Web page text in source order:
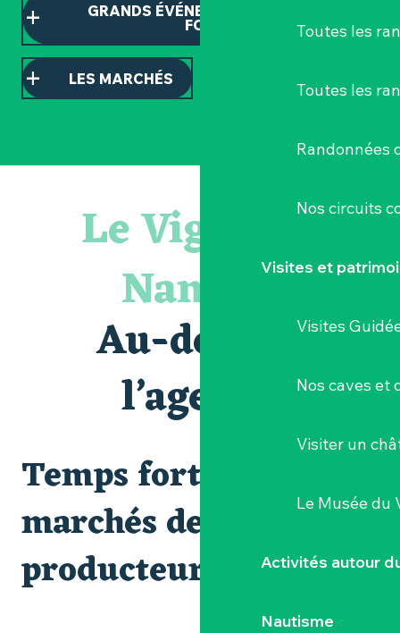
Toutes les
Toutes les
Randonnées
Nos circuits
Visites et
Visites
Nos caves et
Visiter un
Le Musée du
Activités autour
Nautisme
GRANDS ÉVÉNEMENTS ET TEMPS
FORTS
LES MARCHÉS
« Veduta, les palais oubliés d'Italie » Thomas Jorion
Le bleu dans tous ses états
Visites guidées expo « Veduta, les palais oubliés d'Italie »
Visites et dégustations
Escapade sensorielle pour enfants savants ....
Visite guidée « Au cœur de la forteresse »
« D'ici-là » - Danse et théâtre par la Compagnie Jusqu'à
Les Dimanches au port, 6e édition
Le Vignoble
Nantais
Au-delà de
l’agenda
Temps forts et
marchés de
producteurs